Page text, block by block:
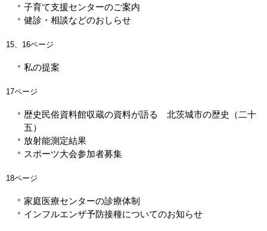
子育て支援センターのご案内
健診・相談などのおしらせ
15、16ページ
私の提案
17ページ
歴史民俗資料館収蔵の資料が語る 北茨城市の歴史（二十
五）
放射能測定結果
スポーツ大会参加者募集
18ページ
家庭医療センターの診療体制
インフルエンザ予防接種についてのお知らせ